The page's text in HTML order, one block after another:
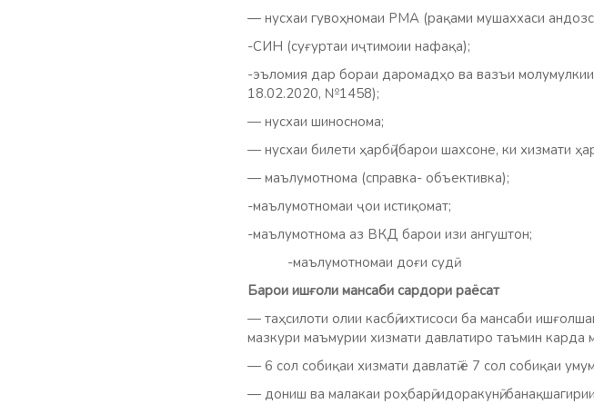
— нусхаи гувоҳномаи РМА (рақами мушаххаси
-СИН (суғуртаи иҷтимоии нафақа);
-эъломия дар бораи даромадҳо ва вазъи
18.02.2020, №1458);
— нусхаи шиноснома;
— нусхаи билети ҳарбӣ (барои шахсоне, ки хизмати
— маълумотнома (справка- объективка);
-маълумотномаи ҷои истиқомат;
-маълумотнома аз ВКД барои изи ангуштон;
-маълумотномаи доғи судӣ.
Барои ишғоли мансаби сардори раёсат
— таҳсилоти олии касбӣ, ихтисоси ба мансаби
мазкури маъмурии хизмати давлатиро таъмин карда
— 6 сол собиқаи хизмати давлатӣ ё 7 сол собиқаи
— дониш ва малакаи роҳбарӣ, идоракунӣ,